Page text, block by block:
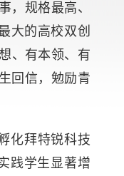
，规格最高、
大的高校双创
、有本领、有
回信，勉励青
化拜特锐科技
践学生显著增